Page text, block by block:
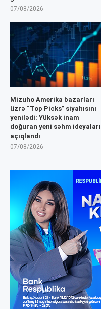
07/08/2026
Mizuho Amerika bazarları
üzrə “Top Picks” siyahısını
yenilədi: Yüksək inam
doğuran yeni səhm ideyaları
açıqlandı
07/08/2026